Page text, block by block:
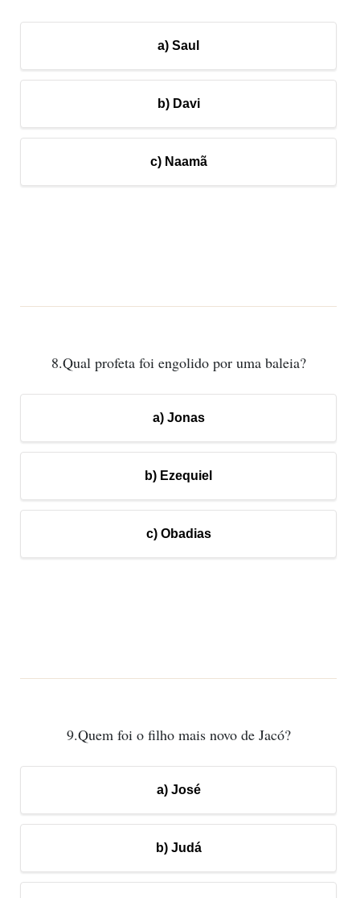
a) Saul
b) Davi
c) Naamã
8.Qual profeta foi engolido por uma baleia?
a) Jonas
b) Ezequiel
c) Obadias
9.Quem foi o filho mais novo de Jacó?
a) José
b) Judá